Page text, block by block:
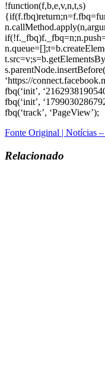
!function(f,b,e,v,n,t,s)
‘https://
fbq(‘init’,
fbq(‘init’,
fbq(‘track’, ‘PageView’);
Fonte Original | Notícias
Relacionado